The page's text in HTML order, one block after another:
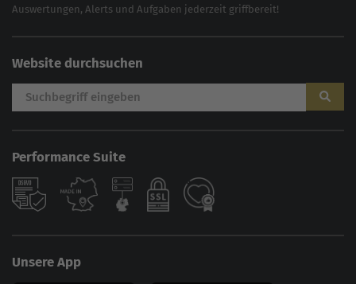
Auswertungen, Alerts und Aufgaben jederzeit griffbereit!
Website durchsuchen
Performance Suite
Unsere App